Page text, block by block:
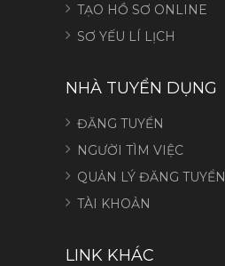
TẠO HỒ SƠ ONLINE
SƠ YẾU LÍ LỊCH
NHÀ TUYỂN DỤNG
ĐĂNG TUYỂN
NGƯỜI TÌM VIỆC
QUẢN LÝ ĐĂNG TUYỂN
TÀI KHOẢN
LINK KHÁC